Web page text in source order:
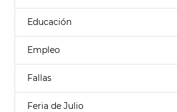
Educación
Empleo
Fallas
Feria de Julio